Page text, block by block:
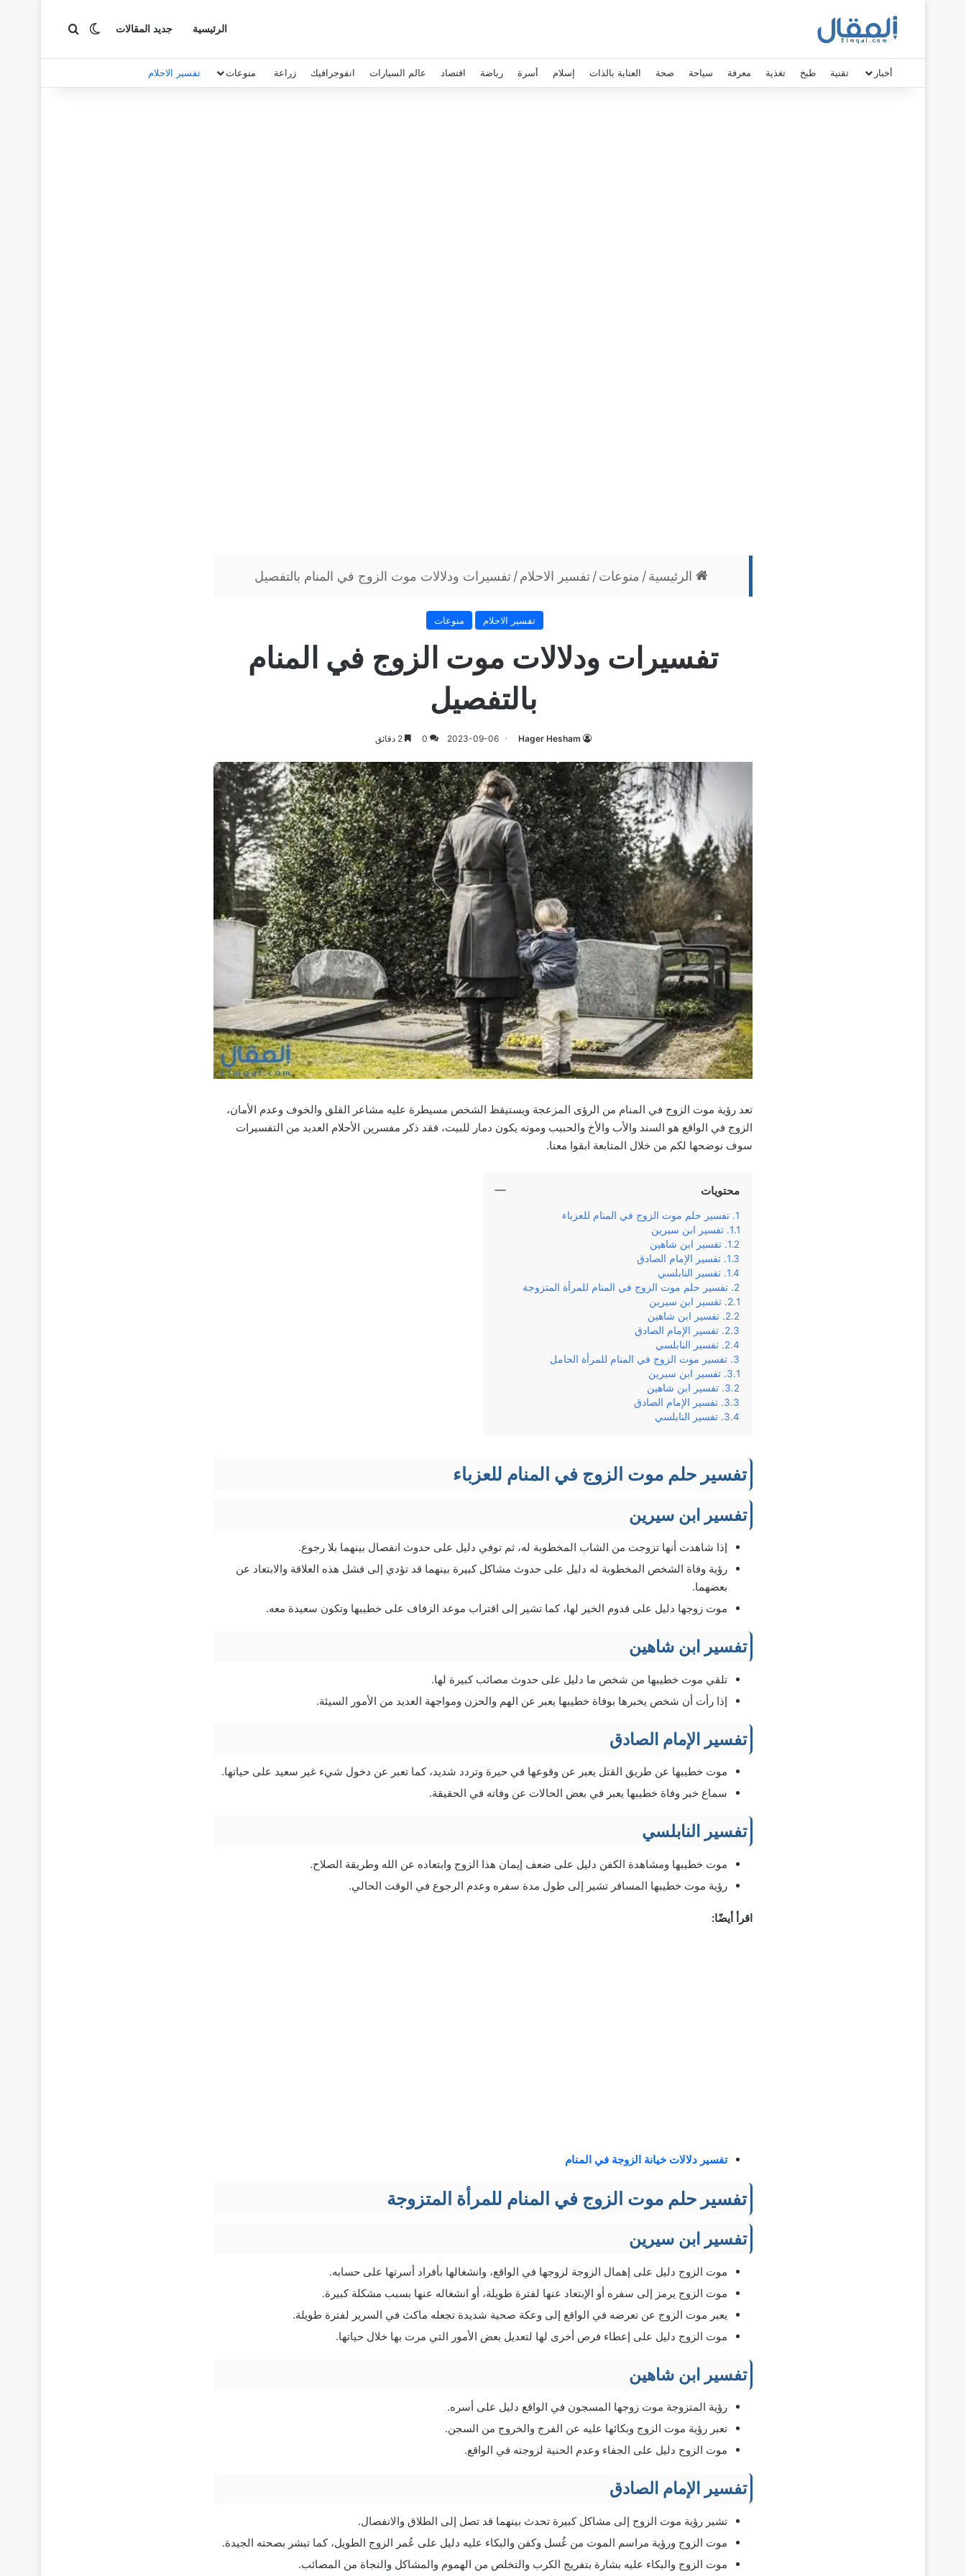
الرئيسية جديد المقالات الوضع المظلم
بحث عن
أخبار تقنية طبخ تغذية معرفة سياحة صحة العناية بالذات إسلام أسرة رياضة اقتصاد عالم السيارات انفوجرافيك زراعة منوعات تفسير الاحلام
الرئيسية/ منوعات/تفسير الاحلام/تفسيرات ودلالات موت الزوج في المنام بالتفصيل
تفسير الاحلام منوعات
تفسيرات ودلالات موت الزوج في المنام
بالتفصيل
Hager Hesham
2023-09-06
0 2 دقائق
تعد رؤية موت الزوج في المنام من الرؤى المزعجة ويستيقظ الشخص مسيطرة عليه مشاعر القلق والخوف وعدم الأمان،
الزوج في الواقع هو السند والأب والأخ والحبيب وموته يكون دمار للبيت، فقد ذكر مفسرين الأحلام العديد من التفسيرات
سوف نوضحها لكم من خلال المتابعة ابقوا معنا.
محتويات
تفسير حلم موت الزوج في المنام للعزباء
تفسير ابن سيرين
تفسير ابن شاهين
تفسير الإمام الصادق
تفسير النابلسي
تفسير حلم موت الزوج في المنام للمرأة المتزوجة
تفسير ابن سيرين
تفسير ابن شاهين
تفسير الإمام الصادق
تفسير النابلسي
تفسير موت الزوج في المنام للمرأة الحامل
تفسير ابن سيرين
تفسير ابن شاهين
تفسير الإمام الصادق
تفسير النابلسي
تفسير حلم موت الزوج في المنام للعزباء
تفسير ابن سيرين
إذا شاهدت أنها تزوجت من الشاب المخطوبة له، ثم توفي دليل على حدوث انفصال بينهما بلا رجوع.
رؤية وفاة الشخص المخطوبة له دليل على حدوث مشاكل كبيرة بينهما قد تؤدي إلى فشل هذه العلاقة والابتعاد عن
بعضهما.
موت زوجها دليل على قدوم الخير لها، كما تشير إلى اقتراب موعد الزفاف على خطيبها وتكون سعيدة معه.
تفسير ابن شاهين
تلقي موت خطيبها من شخص ما دليل على حدوث مصائب كبيرة لها.
إذا رأت أن شخص يخبرها بوفاة خطيبها يعبر عن الهم والحزن ومواجهة العديد من الأمور السيئة.
تفسير الإمام الصادق
موت خطيبها عن طريق القتل يعبر عن وقوعها في حيرة وتردد شديد، كما تعبر عن دخول شيء غير سعيد على حياتها.
سماع خبر وفاة خطيبها يعبر في بعض الحالات عن وفاته في الحقيقة.
تفسير النابلسي
موت خطيبها ومشاهدة الكفن دليل على ضعف إيمان هذا الزوج وابتعاده عن الله وطريقة الصلاح.
رؤية موت خطيبها المسافر تشير إلى طول مدة سفره وعدم الرجوع في الوقت الحالي.
اقرأ أيضًا:
تفسير دلالات خيانة الزوجة في المنام
تفسير حلم موت الزوج في المنام للمرأة المتزوجة
تفسير ابن سيرين
موت الزوج دليل على إهمال الزوجة لزوجها في الواقع، وانشغالها بأفراد أسرتها على حسابه.
موت الزوج يرمز إلى سفره أو الإبتعاد عنها لفترة طويلة، أو انشغاله عنها بسبب مشكلة كبيرة.
يعبر موت الزوج عن تعرضه في الواقع إلى وعكة صحية شديدة تجعله ماكث في السرير لفترة طويلة.
موت الزوج دليل على إعطاء فرص أخرى لها لتعديل بعض الأمور التي مرت بها خلال حياتها.
تفسير ابن شاهين
رؤية المتزوجة موت زوجها المسجون في الواقع دليل على أسره.
تعبر رؤية موت الزوج وبكائها عليه عن الفرج والخروج من السجن.
موت الزوج دليل على الجفاء وعدم الحنية لزوجته في الواقع.
تفسير الإمام الصادق
تشير رؤية موت الزوج إلى مشاكل كبيرة تحدث بينهما قد تصل إلى الطلاق والانفصال.
موت الزوج ورؤية مراسم الموت من غُسل وكفن والبكاء عليه دليل على عُمر الزوج الطويل، كما تبشر بصحته الجيدة.
موت الزوج والبكاء عليه بشارة بتفريج الكرب والتخلص من الهموم والمشاكل والنجاة من المصائب.